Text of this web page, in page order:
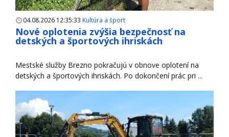
04.08.2026 12:35:33 Kultúra a šport
Nové oplotenia zvýšia bezpečnosť na
detských a športových ihriskách
Mestské služby Brezno pokračujú v obnove oplotení na
detských a športových ihriskách. Po dokončení prác pri ...